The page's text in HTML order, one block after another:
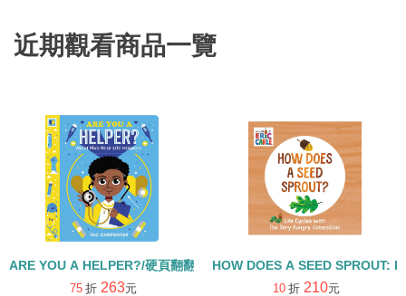
近期觀看商品一覽
ARE YOU A HELPER?/硬頁翻翻書
75 折 263元
HOW DOES A SEED SPROUT:
10 折 210元